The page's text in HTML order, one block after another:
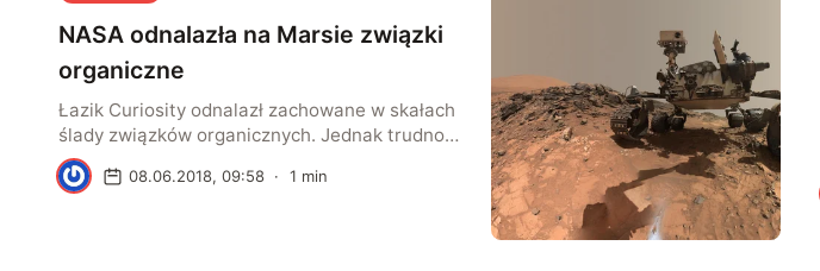
NASA odnalazła na Marsie związki
organiczne
Łazik Curiosity odnalazł zachowane w skałach
ślady związków organicznych. Jednak trudno
stwierdzić, czy pochodzą od organizmów
żywych. Odkrycie sugeruje, że na Marsie
J 08.06.2018, 09:58 · 1 min